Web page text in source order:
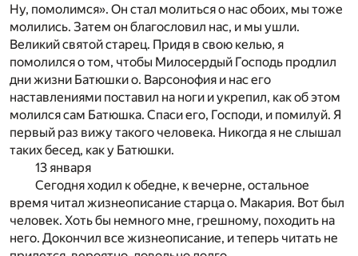
Ну, помолимся». Он стал молиться о нас обоих, мы тоже
молились. Затем он благословил нас, и мы ушли.
Великий святой старец. Придя в свою келью, я
помолился о том, чтобы Милосердый Господь продлил
дни жизни Батюшки о. Варсонофия и нас его
наставлениями поставил на ноги и укрепил, как об этом
молился сам Батюшка. Спаси его, Господи, и помилуй. Я
первый раз вижу такого человека. Никогда я не слышал
таких бесед, как у Батюшки.
13 января
Сегодня ходил к обедне, к вечерне, остальное
время читал жизнеописание старца о. Макария. Вот был
человек. Хоть бы немного мне, грешному, походить на
него. Докончил все жизнеописание, и теперь читать не